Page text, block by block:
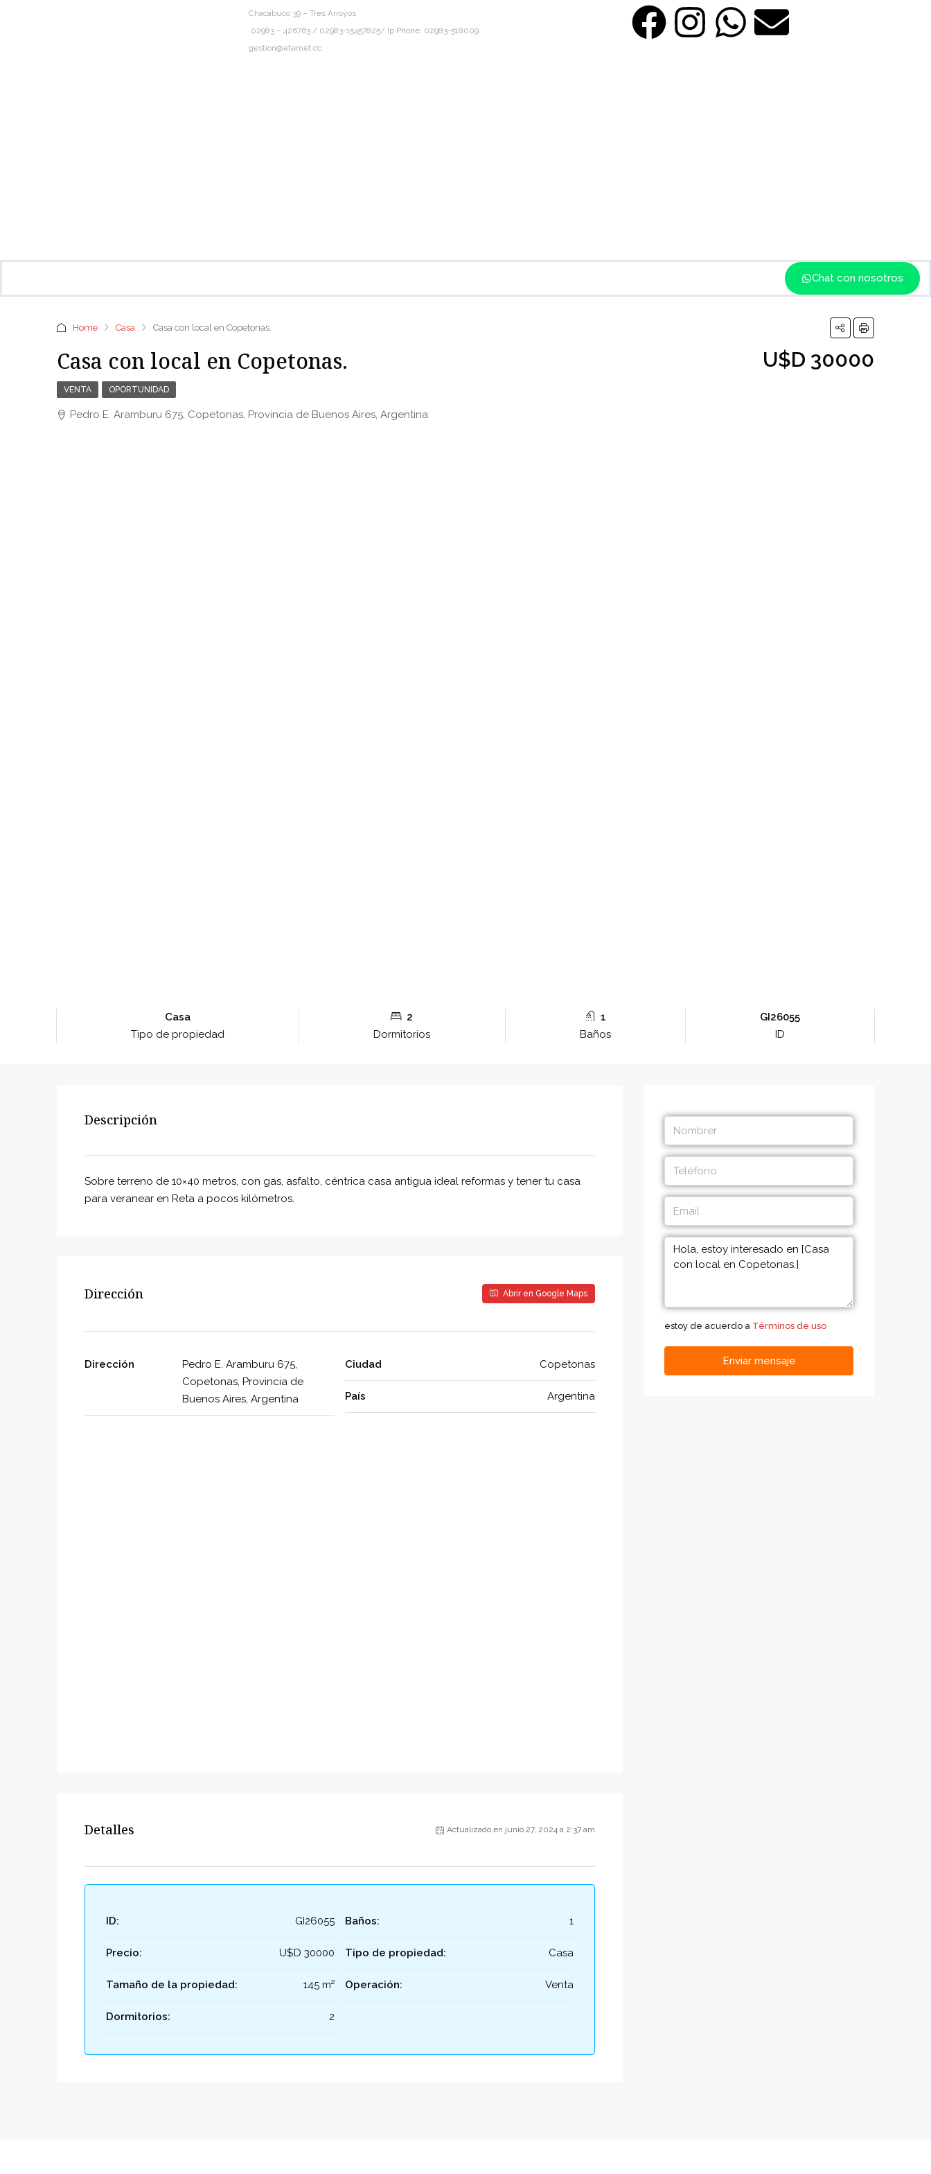
Chacabuco 39 – Tres Arroyos
02983 – 426763 / 02983-15457825/ Ip Phone: 02983-518009
gestion@eternet.cc
Chat con nosotros
Home Casa Casa con local en Copetonas.
Casa con local en Copetonas. U$D 30000
VENTA OPORTUNIDAD
Pedro E. Aramburu 675, Copetonas, Provincia de Buenos Aires, Argentina
Casa
Tipo de propiedad
2
Dormitorios
1
Baños
GI26055
ID
Descripción
Sobre terreno de 10×40 metros, con gas, asfalto, céntrica casa antigua ideal reformas y tener tu casa
para veranear en Reta a pocos kilómetros.
Dirección Abrir en Google Maps
Dirección
Pedro E. Aramburu 675,
Copetonas, Provincia de
Buenos Aires, Argentina
Ciudad Copetonas
País Argentina
Detalles Actualizado en junio 27, 2024 a 2:37 am
ID: GI26055
Precio: U$D 30000
Tamaño de la propiedad: 145 m²
Dormitorios: 2
Baños: 1
Tipo de propiedad: Casa
Operación: Venta
estoy de acuerdo a Términos de uso
Enviar mensaje